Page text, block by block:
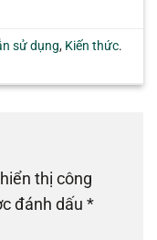
sử dụng, Kiến thức.
thị công
đánh dấu *